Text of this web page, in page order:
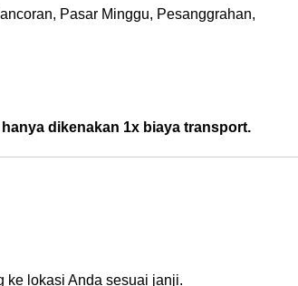
Pasar Minggu, Pesanggrahan,
dikenakan 1x biaya transport.
ke lokasi Anda sesuai janji.